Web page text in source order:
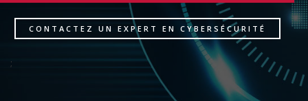
CONTACTEZ UN EXPERT EN CYBERSÉCURITÉ
;